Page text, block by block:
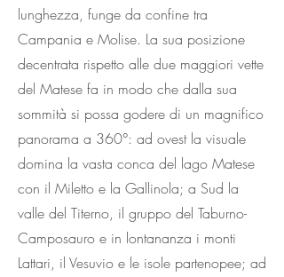
lunghezza, funge da confine tra
Campania e Molise. La sua posizione
decentrata rispetto alle due maggiori vette
del Matese fa in modo che dalla sua
sommità si possa godere di un magnifico
panorama a 360°: ad ovest la visuale
domina la vasta conca del lago Matese
con il Miletto e la Gallinola; a Sud la
valle del Titerno, il gruppo del Taburno-
Camposauro e in lontananza i monti
Lattari, il Vesuvio e le isole partenopee; ad